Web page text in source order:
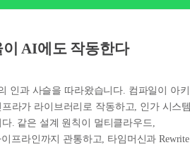
AI에도 작동한다
인과 사슬을 따라왔습니다. 컴파일이 아키
라가 라이브러리로 작동하고, 인가 시스
. 같은 설계 원칙이 멀티클라우드,
이프라인까지 관통하고, 타임머신과 Rewrite